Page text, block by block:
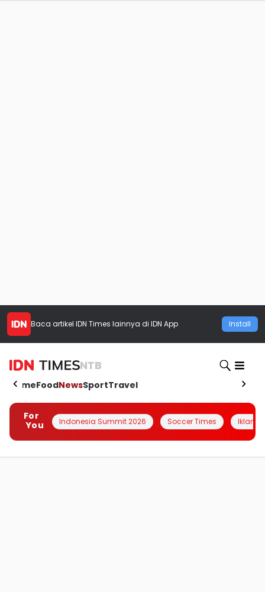
Baca artikel IDN Times lainnya di IDN App Install
NTB
HomeFoodNewsSportTravel
For
You
Indonesia Summit 2026 Soccer Times Iklanin